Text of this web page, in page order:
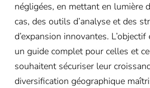
négligées, en mettant en lumière
cas, des outils d’analyse et des
d’expansion innovantes.
un guide complet pour celles et
souhaitent sécuriser leur
diversification géographique